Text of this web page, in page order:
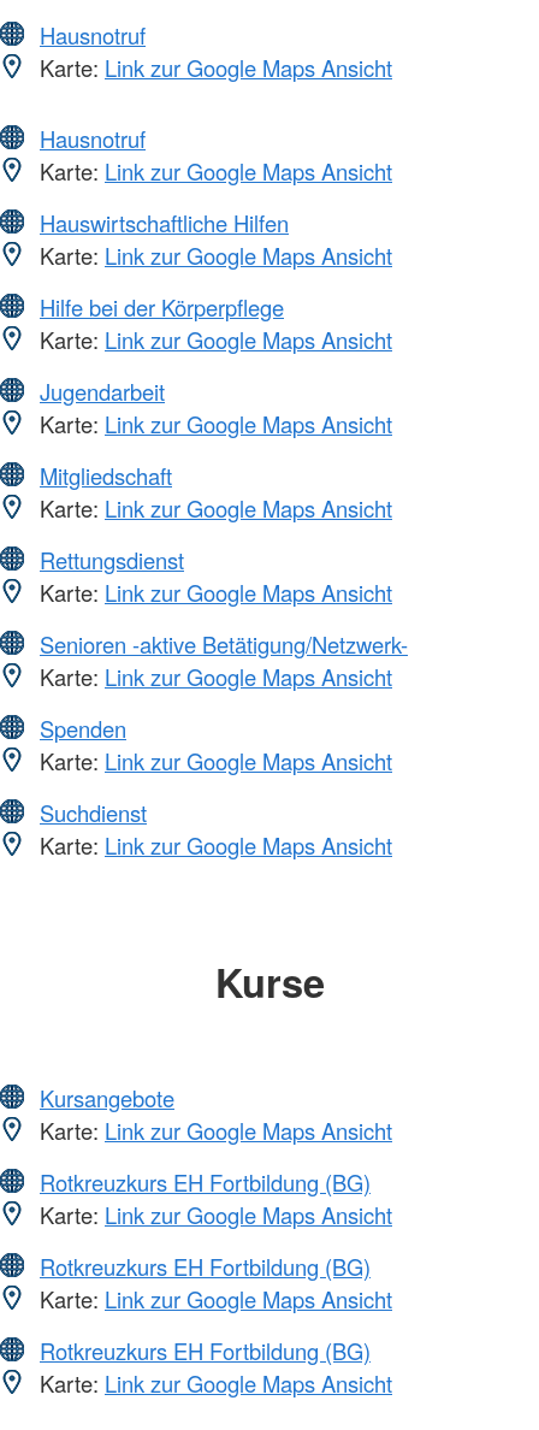
Hausnotruf
Karte: Link zur Google Maps Ansicht
Hausnotruf
Karte: Link zur Google Maps Ansicht
Hauswirtschaftliche Hilfen
Karte: Link zur Google Maps Ansicht
Hilfe bei der Körperpflege
Karte: Link zur Google Maps Ansicht
Jugendarbeit
Karte: Link zur Google Maps Ansicht
Mitgliedschaft
Karte: Link zur Google Maps Ansicht
Rettungsdienst
Karte: Link zur Google Maps Ansicht
Senioren -aktive Betätigung/Netzwerk-
Karte: Link zur Google Maps Ansicht
Spenden
Karte: Link zur Google Maps Ansicht
Suchdienst
Karte: Link zur Google Maps Ansicht
Kurse
Kursangebote
Karte: Link zur Google Maps Ansicht
Rotkreuzkurs EH Fortbildung (BG)
Karte: Link zur Google Maps Ansicht
Rotkreuzkurs EH Fortbildung (BG)
Karte: Link zur Google Maps Ansicht
Rotkreuzkurs EH Fortbildung (BG)
Karte: Link zur Google Maps Ansicht